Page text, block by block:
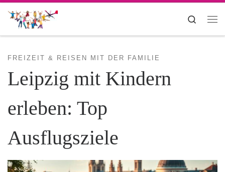
Zum Inhalt springen
Search
FREIZEIT & REISEN MIT DER FAMILIE
Leipzig mit Kindern
erleben: Top
Ausflugsziele